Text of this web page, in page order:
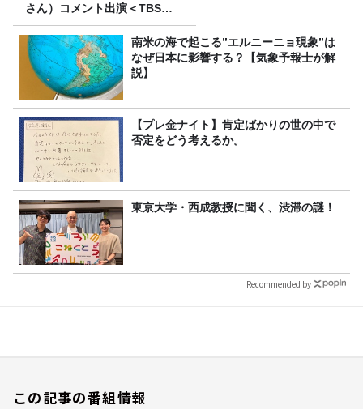
さん）コメント出演＜TBSラ
ジオ番組審議会からのご報告
＞
南米の海で起こる”エルニーニョ現象”は
なぜ日本に影響する？【気象予報士が解
説】
【プレ金ナイト】肯定ばかりの世の中で
否定をどう考えるか。
東京大学・西成教授に聞く、渋滞の謎！
Recommended by
この記事の番組情報